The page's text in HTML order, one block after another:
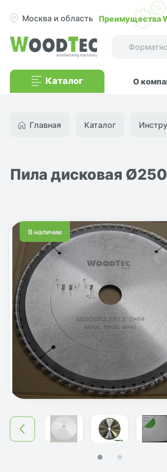
Москва и область Преимущества
Каталог О
Главная Каталог
Пила дисковая
В наличии